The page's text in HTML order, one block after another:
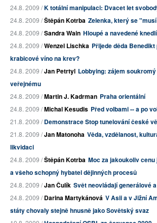
24.8. 2009 /K totální manipulaci: Dvacet let
24.8. 2009 /Štěpán Kotrba Zelenka, který se
24.8. 2009 /Sandra Wain Hloupé a navedené
24.8. 2009 /Wenzel Lischka Přijede děda
krabicové víno na krev?
24.8. 2009 /Jan Petrtyl Lobbying: zájem
veřejnému
24.8. 2009 /Martin J. Kadrman Praha orientální
24.8. 2009 /Michal Kesudis Před volbami -- a po
21.8. 2009 /Demonstrace Stop tunelování české
21.8. 2009 /Jan Matonoha Věda, vzdělanost,
likvidaci
24.8. 2009 /Štěpán Kotrba Moc za jakoukoliv
a všeho schopný hybatel dějinných procesů
24.8. 2009 /Jan Čulík Svět neovládají generálové
24.8. 2009 /Darina Martykánová V Asii a v Jižní
státy chovaly stejně hnusně jako Sovětský svaz